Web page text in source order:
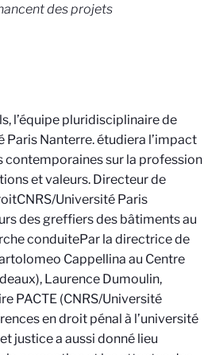
des projets
l’équipe pluridisciplinaire de
Paris Nanterre.étudiera l’impact
sur la profession
et valeurs. Directeur de
CNRS/Université Paris
des greffiers des bâtiments au
conduitePar la directrice de
Cappellina au Centre
Laurence Dumoulin,
PACTE (CNRS/Université
en droit pénal à l’université
justice a aussi donné lieu